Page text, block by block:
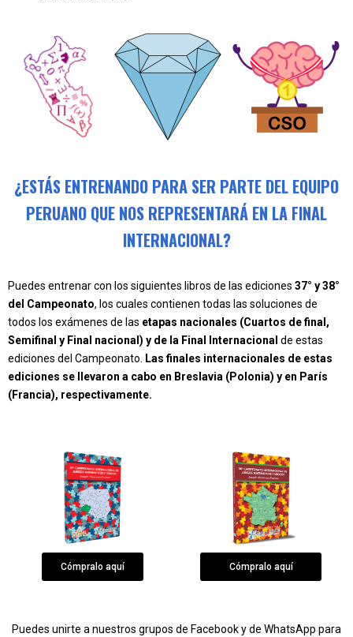
¿ESTÁS ENTRENANDO PARA SER PARTE DEL EQUIPO
PERUANO QUE NOS REPRESENTARÁ EN LA FINAL
INTERNACIONAL?
Puedes entrenar con los siguientes libros de las ediciones 37° y 38°
del Campeonato, los cuales contienen todas las soluciones de
todos los exámenes de las etapas nacionales (Cuartos de final,
Semifinal y Final nacional) y de la Final Internacional de estas
ediciones del Campeonato. Las finales internacionales de estas
ediciones se llevaron a cabo en Breslavia (Polonia) y en París
(Francia), respectivamente.
Cómpralo aquí Cómpralo aquí
Puedes unirte a nuestros grupos de Facebook y de WhatsApp para